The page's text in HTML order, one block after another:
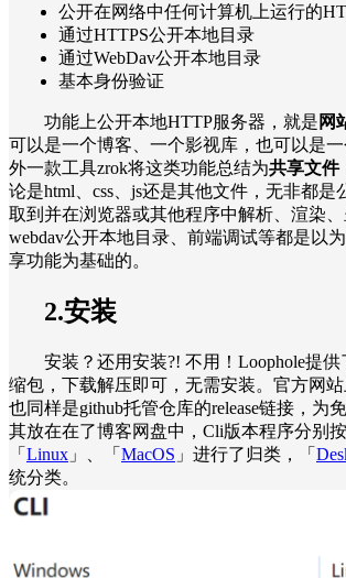
公开在网络中任何计算机上运行的
通过HTTPS公开本地目录
通过WebDav公开本地目录
基本身份验证
功能上公开本地HTTP服务器，就是 网
可以是一个博客、一个影视库，也可以是
外一款工具zrok将这类功能总结为共享文件
论是html、css、js还是其他文件，无非都是
取到并在浏览器或其他程序中解析、渲染、
webdav公开本地目录、前端调试等都是以
享功能为基础的。
2.安装
安装？还用安装?! 不用！Loophole提供
缩包，下载解压即可，无需安装。官方网
也同样是github托管仓库的release链接，为
其放在在了博客网盘中，Cli版本程序分别按
「 Linux 」、「 MacOS 」进行了归类，「
统分类。